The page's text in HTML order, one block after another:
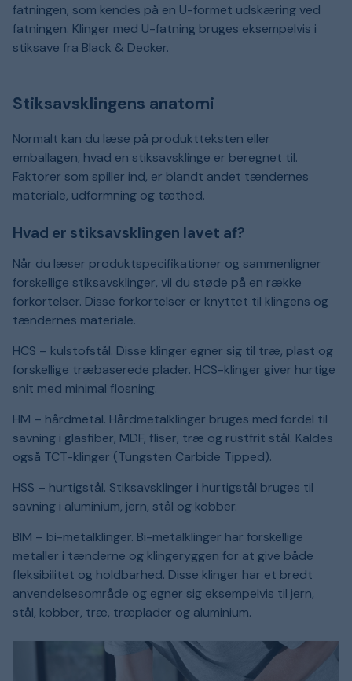
fatningen, som kendes på en U-formet udskæring ved
fatningen. Klinger med U-fatning bruges eksempelvis i
stiksave fra Black & Decker.
Stiksavsklingens anatomi
Normalt kan du læse på produktteksten eller
emballagen, hvad en stiksavsklinge er beregnet til.
Faktorer som spiller ind, er blandt andet tændernes
materiale, udformning og tæthed.
Hvad er stiksavsklingen lavet af?
Når du læser produktspecifikationer og sammenligner
forskellige stiksavsklinger, vil du støde på en række
forkortelser. Disse forkortelser er knyttet til klingens og
tændernes materiale.
HCS – kulstofstål. Disse klinger egner sig til træ, plast og
forskellige træbaserede plader. HCS-klinger giver hurtige
snit med minimal flosning.
HM – hårdmetal. Hårdmetalklinger bruges med fordel til
savning i glasfiber, MDF, fliser, træ og rustfrit stål. Kaldes
også TCT-klinger (Tungsten Carbide Tipped).
HSS – hurtigstål. Stiksavsklinger i hurtigstål bruges til
savning i aluminium, jern, stål og kobber.
BIM – bi-metalklinger. Bi-metalklinger har forskellige
metaller i tænderne og klingeryggen for at give både
fleksibilitet og holdbarhed. Disse klinger har et bredt
anvendelsesområde og egner sig eksempelvis til jern,
stål, kobber, træ, træplader og aluminium.